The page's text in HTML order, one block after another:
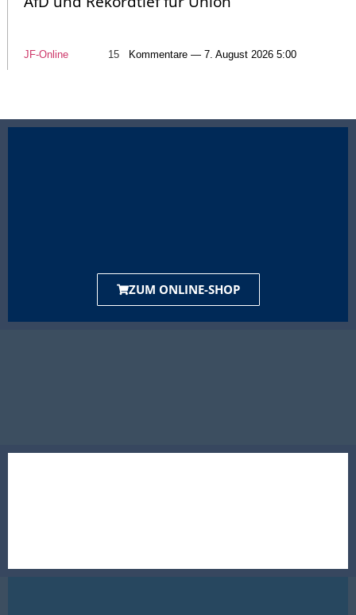
JF-Online 15 Kommentare — 7. August 2026 5:00
ZUM ONLINE-SHOP